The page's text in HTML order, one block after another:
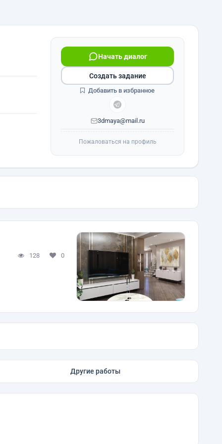
Начать диалог
3dmaya@mail.ru
Создать задание
Добавить в избранное
Пожаловаться на профиль
128 0
Другие работы